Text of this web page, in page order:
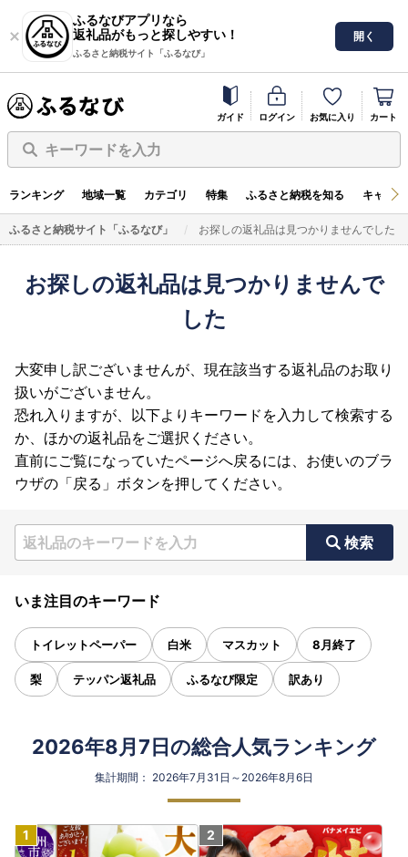
ふるなびアプリなら
返礼品がもっと探しやすい！
ふるさと納税サイト「ふるなび」
開く
ガイド ログイン お気に入り カート
キーワードを入力
ランキング 地域一覧 カテゴリ 特集 ふるさと納税を知る キャン
ふるさと納税サイト「ふるなび」 お探しの返礼品は見つかりませんでした
お探しの返礼品は見つかりませんで
した
大変申し訳ございませんが、現在該当する返礼品のお取り
扱いがございません。
恐れ入りますが、以下よりキーワードを入力して検索する
か、ほかの返礼品をご選択ください。
直前にご覧になっていたページへ戻るには、お使いのブラ
ウザの「戻る」ボタンを押してください。
検索
いま注目のキーワード
トイレットペーパー 白米 マスカット 8月終了
梨 テッパン返礼品 ふるなび限定 訳あり
2026年8月7日の総合人気ランキング
集計期間： 2026年7月31日～2026年8月6日